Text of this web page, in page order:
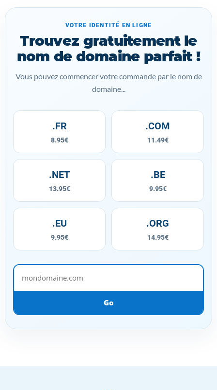
VOTRE IDENTITÉ EN LIGNE
Trouvez gratuitement le
nom de domaine parfait !
Vous pouvez commencer votre commande par le nom de
domaine...
.FR
8.95€
.COM
11.49€
.NET
13.95€
.BE
9.95€
.EU
9.95€
.ORG
14.95€
mondomaine.com
Go